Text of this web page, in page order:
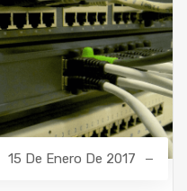
15 De Enero De 2017